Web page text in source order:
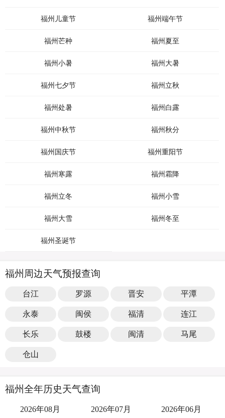
福州儿童节 福州端午节
福州芒种 福州夏至
福州小暑 福州大暑
福州七夕节 福州立秋
福州处暑 福州白露
福州中秋节 福州秋分
福州国庆节 福州重阳节
福州寒露 福州霜降
福州立冬 福州小雪
福州大雪 福州冬至
福州圣诞节
福州周边天气预报查询
台江 罗源 晋安 平潭
永泰 闽侯 福清 连江
长乐 鼓楼 闽清 马尾
仓山
福州全年历史天气查询
2026年08月 2026年07月 2026年06月